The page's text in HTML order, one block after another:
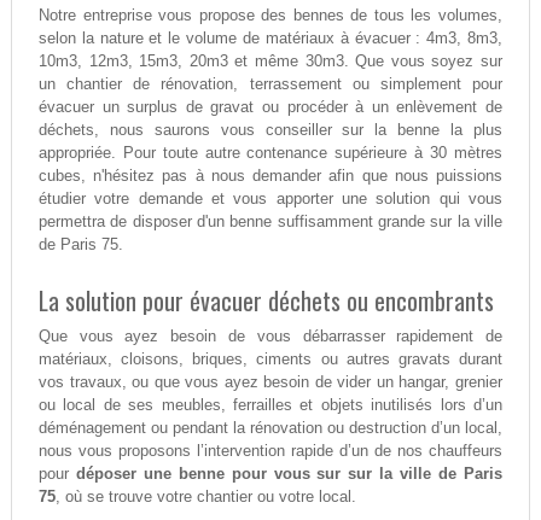
Notre entreprise vous propose des bennes de tous les volumes,
selon la nature et le volume de matériaux à évacuer : 4m3, 8m3,
10m3, 12m3, 15m3, 20m3 et même 30m3. Que vous soyez sur
un chantier de rénovation, terrassement ou simplement pour
évacuer un surplus de gravat ou procéder à un enlèvement de
déchets, nous saurons vous conseiller sur la benne la plus
appropriée. Pour toute autre contenance supérieure à 30 mètres
cubes, n'hésitez pas à nous demander afin que nous puissions
étudier votre demande et vous apporter une solution qui vous
permettra de disposer d'un benne suffisamment grande sur la ville
de Paris 75.
La solution pour évacuer déchets ou encombrants
Que vous ayez besoin de vous débarrasser rapidement de
matériaux, cloisons, briques, ciments ou autres gravats durant
vos travaux, ou que vous ayez besoin de vider un hangar, grenier
ou local de ses meubles, ferrailles et objets inutilisés lors d’un
déménagement ou pendant la rénovation ou destruction d’un local,
nous vous proposons l’intervention rapide d’un de nos chauffeurs
pour déposer une benne pour vous sur sur la ville de Paris
75, où se trouve votre chantier ou votre local.